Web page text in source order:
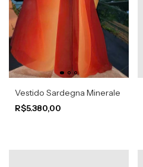
Vestido Sardegna Minerale
R$5.380,00